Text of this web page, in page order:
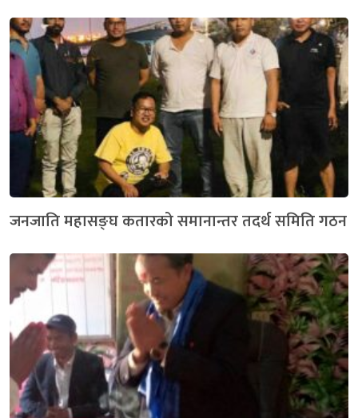
जनजाति महासङ्घ कतारको समानान्तर तदर्थ समिति गठन